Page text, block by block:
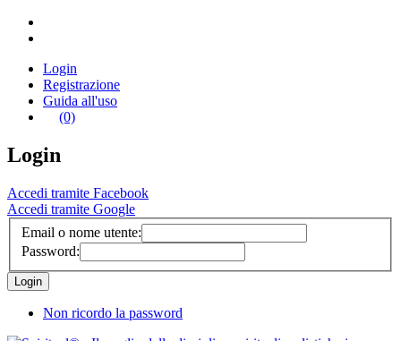
Login
Registrazione
Guida all'uso
(0)
Login
Accedi tramite Facebook
Accedi tramite Google
Email o nome utente:
Password:
Non ricordo la password